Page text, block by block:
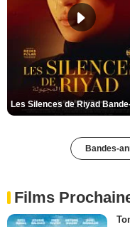
Bandes-
Films